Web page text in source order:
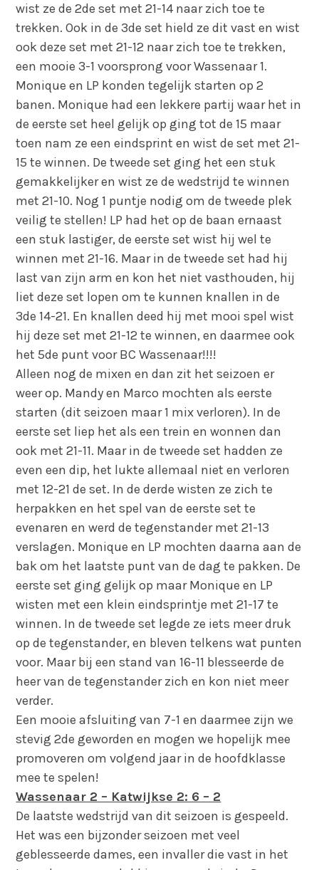
wist ze de 2de set met 21-14 naar zich toe te
trekken. Ook in de 3de set hield ze dit vast en wist
ook deze set met 21-12 naar zich toe te trekken,
een mooie 3-1 voorsprong voor Wassenaar 1.
Monique en LP konden tegelijk starten op 2
banen. Monique had een lekkere partij waar het in
de eerste set heel gelijk op ging tot de 15 maar
toen nam ze een eindsprint en wist de set met 21-
15 te winnen. De tweede set ging het een stuk
gemakkelijker en wist ze de wedstrijd te winnen
met 21-10. Nog 1 puntje nodig om de tweede plek
veilig te stellen! LP had het op de baan ernaast
een stuk lastiger, de eerste set wist hij wel te
winnen met 21-16. Maar in de tweede set had hij
last van zijn arm en kon het niet vasthouden, hij
liet deze set lopen om te kunnen knallen in de
3de 14-21. En knallen deed hij met mooi spel wist
hij deze set met 21-12 te winnen, en daarmee ook
het 5de punt voor BC Wassenaar!!!!
Alleen nog de mixen en dan zit het seizoen er
weer op. Mandy en Marco mochten als eerste
starten (dit seizoen maar 1 mix verloren). In de
eerste set liep het als een trein en wonnen dan
ook met 21-11. Maar in de tweede set hadden ze
even een dip, het lukte allemaal niet en verloren
met 12-21 de set. In de derde wisten ze zich te
herpakken en het spel van de eerste set te
evenaren en werd de tegenstander met 21-13
verslagen. Monique en LP mochten daarna aan de
bak om het laatste punt van de dag te pakken. De
eerste set ging gelijk op maar Monique en LP
wisten met een klein eindsprintje met 21-17 te
winnen. In de tweede set legde ze iets meer druk
op de tegenstander, en bleven telkens wat punten
voor. Maar bij een stand van 16-11 blesseerde de
heer van de tegenstander zich en kon niet meer
verder.
Een mooie afsluiting van 7-1 en daarmee zijn we
stevig 2de geworden en mogen we hopelijk mee
promoveren om volgend jaar in de hoofdklasse
mee te spelen!
Wassenaar 2 – Katwijkse 2: 6 – 2
De laatste wedstrijd van dit seizoen is gespeeld.
Het was een bijzonder seizoen met veel
geblesseerde dames, een invaller die vast in het